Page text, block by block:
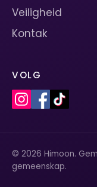
Veiligheid
Kontak
VOLG
© 2026 Himoon.
gemeenskap.